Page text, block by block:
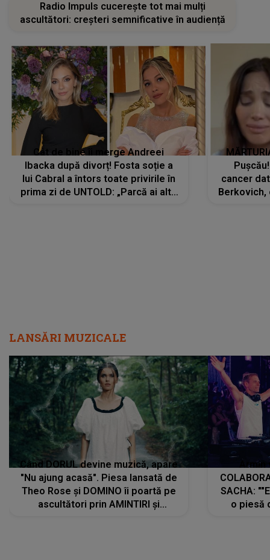
Radio Impuls cucerește tot mai mulți
ascultători: creșteri semnificative în audiență
Cât de bine îi merge Andreei
Ibacka după divorț! Fosta soție a
lui Cabral a întors toate privirile în
prima zi de UNTOLD: „Parcă ai altă
cancer
LANSĂRI MUZICALE
Când DORUL devine muzică, apare
"Nu ajung acasă". Piesa lansată de
Theo Rose și DOMINO îi poartă pe
ascultători prin AMINTIRI și
SACHA:
o piesă